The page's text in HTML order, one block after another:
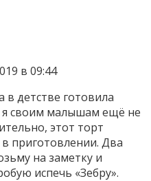
в 09:44
детстве готовила
я своим малышам ещё не
этот торт
приготовлении. Два
на заметку и
испечь «Зебру».